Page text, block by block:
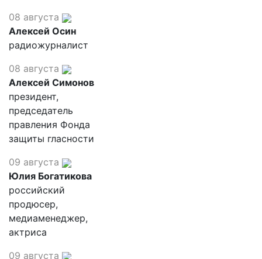
08 августа
Алексей Осин
радиожурналист
08 августа
Алексей Симонов
президент,
председатель
правления Фонда
защиты гласности
09 августа
Юлия Богатикова
российский
продюсер,
медиаменеджер,
актриса
09 августа